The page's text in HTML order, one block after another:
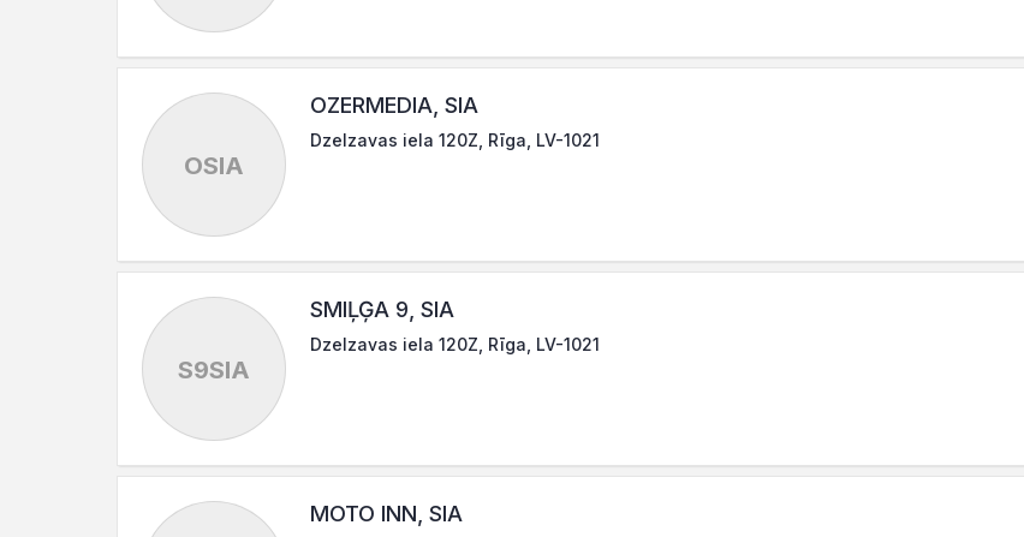
OSIA
OZERMEDIA, SIA
Dzelzavas iela 120Z, Rīga, LV-1021
S9SIA
SMIĻĢA 9, SIA
Dzelzavas iela 120Z, Rīga, LV-1021
MOTO INN, SIA